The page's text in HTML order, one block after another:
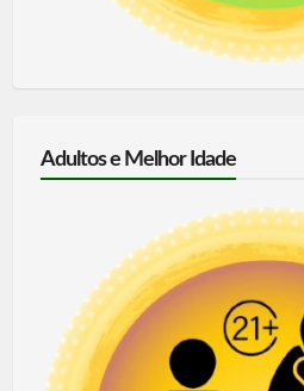
Adultos e Melhor Idade